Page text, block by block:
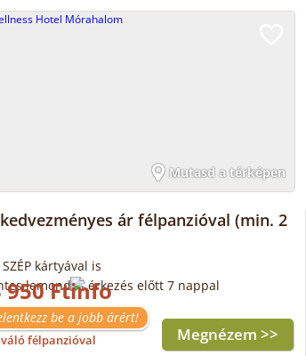
Mutasd a térképen
ár félpanzióval (min. 2
kártyával is
lemondás érkezés előtt 7 nappal
950 Ft
be a jobb árért!
félpanzióval Megnézem >>